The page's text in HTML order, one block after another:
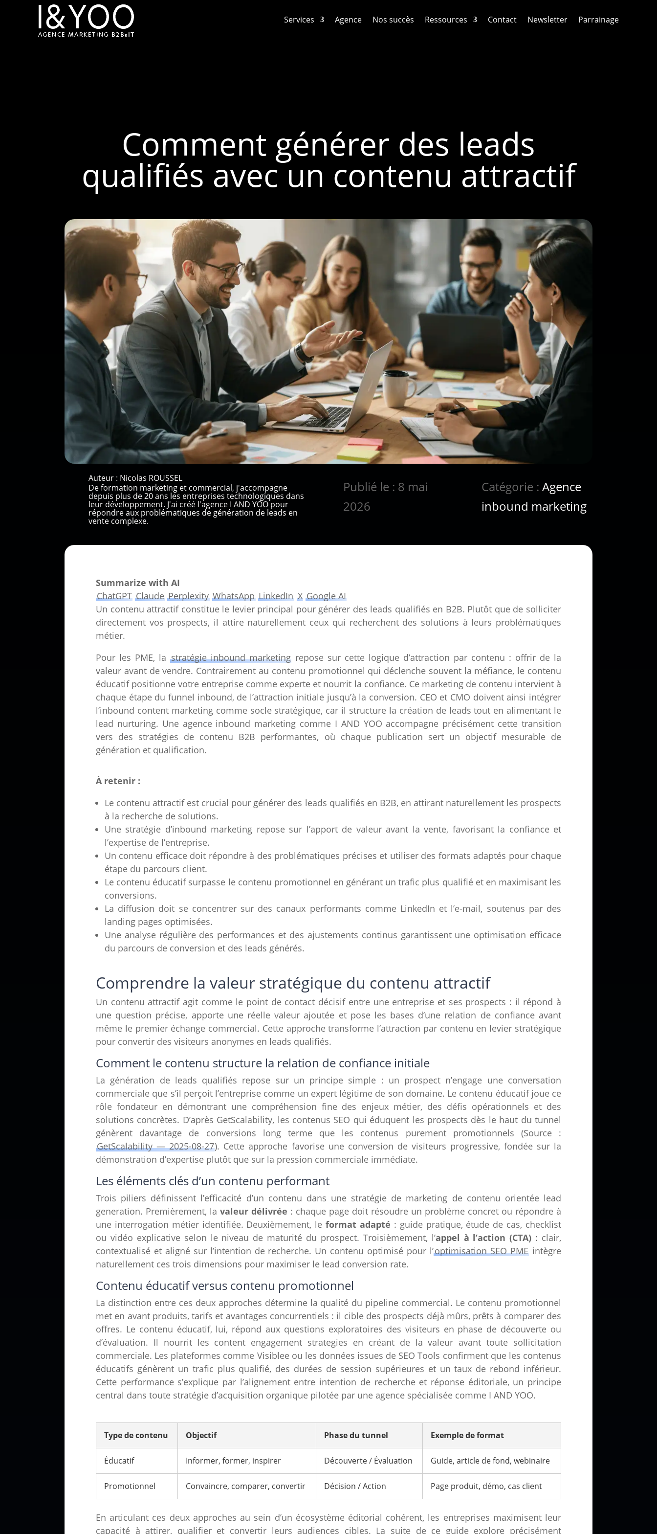
Services Agence Nos succès Ressources Contact Newsletter Parrainage
Comment générer des leads
qualifiés avec un contenu attractif
Auteur : Nicolas ROUSSEL
De formation marketing et commercial, j'accompagne
depuis plus de 20 ans les entreprises technologiques dans
leur développement. J'ai créé l'agence I AND YOO pour
répondre aux problématiques de génération de leads en
vente complexe.
Publié le : 8 mai
2026
Catégorie :Agence
inbound marketing
Summarize with AI
ChatGPT Claude Perplexity WhatsApp LinkedIn X Google AI
Un contenu attractif constitue le levier principal pour générer des leads qualifiés en B2B. Plutôt que de solliciter
directement vos prospects, il attire naturellement ceux qui recherchent des solutions à leurs problématiques
métier.
Pour les PME, la stratégie inbound marketing repose sur cette logique d’attraction par contenu : offrir de la
valeur avant de vendre. Contrairement au contenu promotionnel qui déclenche souvent la méfiance, le contenu
éducatif positionne votre entreprise comme experte et nourrit la confiance. Ce marketing de contenu intervient à
chaque étape du funnel inbound, de l’attraction initiale jusqu’à la conversion. CEO et CMO doivent ainsi intégrer
l’inbound content marketing comme socle stratégique, car il structure la création de leads tout en alimentant le
lead nurturing. Une agence inbound marketing comme I AND YOO accompagne précisément cette transition
vers des stratégies de contenu B2B performantes, où chaque publication sert un objectif mesurable de
génération et qualification.
À retenir :
Le contenu attractif est crucial pour générer des leads qualifiés en B2B, en attirant naturellement les prospects
à la recherche de solutions.
Une stratégie d’inbound marketing repose sur l’apport de valeur avant la vente, favorisant la confiance et
l’expertise de l’entreprise.
Un contenu efficace doit répondre à des problématiques précises et utiliser des formats adaptés pour chaque
étape du parcours client.
Le contenu éducatif surpasse le contenu promotionnel en générant un trafic plus qualifié et en maximisant les
conversions.
La diffusion doit se concentrer sur des canaux performants comme LinkedIn et l’e-mail, soutenus par des
landing pages optimisées.
Une analyse régulière des performances et des ajustements continus garantissent une optimisation efficace
du parcours de conversion et des leads générés.
Comprendre la valeur stratégique du contenu attractif
Un contenu attractif agit comme le point de contact décisif entre une entreprise et ses prospects : il répond à
une question précise, apporte une réelle valeur ajoutée et pose les bases d’une relation de confiance avant
même le premier échange commercial. Cette approche transforme l’attraction par contenu en levier stratégique
pour convertir des visiteurs anonymes en leads qualifiés.
Comment le contenu structure la relation de confiance initiale
La génération de leads qualifiés repose sur un principe simple : un prospect n’engage une conversation
commerciale que s’il perçoit l’entreprise comme un expert légitime de son domaine. Le contenu éducatif joue ce
rôle fondateur en démontrant une compréhension fine des enjeux métier, des défis opérationnels et des
solutions concrètes. D’après GetScalability, les contenus SEO qui éduquent les prospects dès le haut du tunnel
génèrent davantage de conversions long terme que les contenus purement promotionnels (Source :
GetScalability — 2025-08-27). Cette approche favorise une conversion de visiteurs progressive, fondée sur la
démonstration d’expertise plutôt que sur la pression commerciale immédiate.
Les éléments clés d’un contenu performant
Trois piliers définissent l’efficacité d’un contenu dans une stratégie de marketing de contenu orientée lead
generation. Premièrement, la valeur délivrée : chaque page doit résoudre un problème concret ou répondre à
une interrogation métier identifiée. Deuxièmement, leformat adapté : guide pratique, étude de cas, checklist
ou vidéo explicative selon le niveau de maturité du prospect. Troisièmement, l’appel à l’action (CTA) : clair,
contextualisé et aligné sur l’intention de recherche. Un contenu optimisé pour l’optimisation SEO PME intègre
naturellement ces trois dimensions pour maximiser le lead conversion rate.
Contenu éducatif versus contenu promotionnel
La distinction entre ces deux approches détermine la qualité du pipeline commercial. Le contenu promotionnel
met en avant produits, tarifs et avantages concurrentiels : il cible des prospects déjà mûrs, prêts à comparer des
offres. Le contenu éducatif, lui, répond aux questions exploratoires des visiteurs en phase de découverte ou
d’évaluation. Il nourrit les content engagement strategies en créant de la valeur avant toute sollicitation
commerciale. Les plateformes comme Visiblee ou les données issues de SEO Tools confirment que les contenus
éducatifs génèrent un trafic plus qualifié, des durées de session supérieures et un taux de rebond inférieur.
Cette performance s’explique par l’alignement entre intention de recherche et réponse éditoriale, un principe
central dans toute stratégie d’acquisition organique pilotée par une agence spécialisée comme I AND YOO.
Type de contenu Objectif Phase du tunnel Exemple de format
Éducatif Informer, former, inspirer Découverte / Évaluation Guide, article de fond, webinaire
Promotionnel Convaincre, comparer, convertir Décision / Action Page produit, démo, cas client
En articulant ces deux approches au sein d’un écosystème éditorial cohérent, les entreprises maximisent leur
capacité à attirer, qualifier et convertir leurs audiences cibles. La suite de ce guide explore précisément